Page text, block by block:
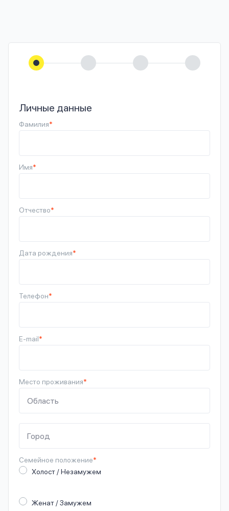
Личные данные
Фамилия*
Имя*
Отчество*
Дата рождения*
Телефон*
E-mail*
Место проживания*
Семейное положение*
Холост / Незамужем
Женат / Замужем